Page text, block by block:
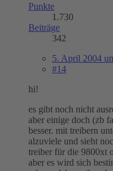
Punkte
1.730
Beiträge
342
5. April 2004
#14
hi!
es gibt noch nicht
aber einige doch (zb
besser. mit treibern
alzuviele und sieht
treiber für die 9800xt
aber es wird sich